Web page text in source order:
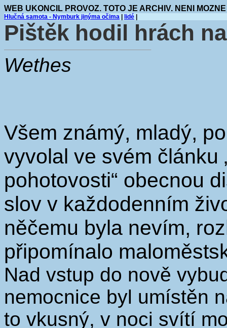
WEB UKONCIL PROVOZ. TOTO JE ARCHIV. NENI
Hlučná samota - Nymburk jinýma očima lidé
Pištěk hodil hrách
Wethes
Všem známý, mladý,
vyvolal ve svém článku
pohotovosti“ obecnou
slov v každodenním
něčemu byla nevím,
připomínalo
Nad vstup do nově
nemocnice byl umístěn
to vkusný, v noci svítí